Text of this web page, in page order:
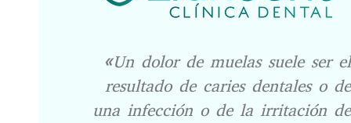
«Un dolor de muelas suele ser el
resultado de caries dentales o de
una infección o de la irritación de